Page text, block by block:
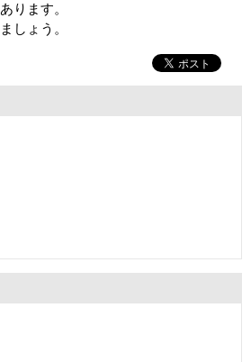
ります。
しょう。